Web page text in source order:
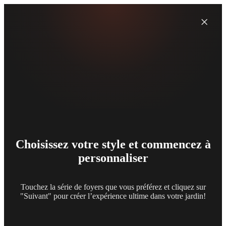
×
Choisissez votre style et commencez à
personnaliser
Touchez la série de foyers que vous préférez et cliquez sur
"Suivant" pour créer l’expérience ultime dans votre jardin!